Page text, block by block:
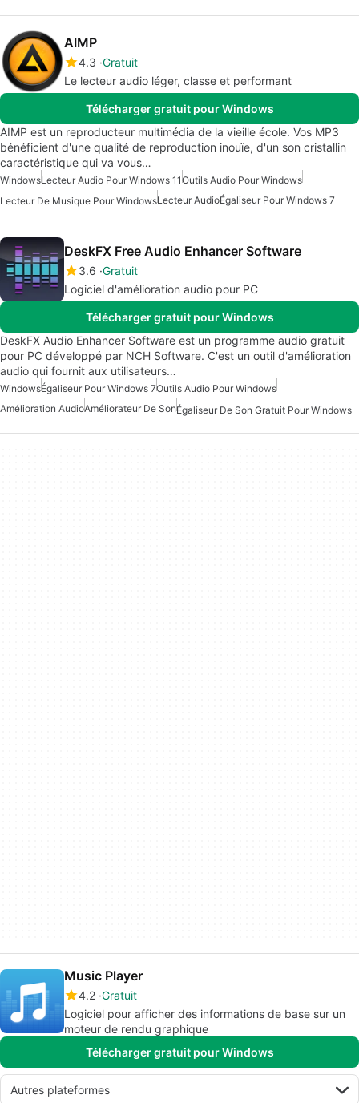
AIMP
4.3 Gratuit
Le lecteur audio léger, classe et performant
Télécharger gratuit pour Windows
AIMP est un reproducteur multimédia de la vieille école. Vos MP3
bénéficient d'une qualité de reproduction inouïe, d'un son cristallin
caractéristique qui va vous…
WindowsLecteur Audio Pour Windows 11Outils Audio Pour Windows
Lecteur De Musique Pour WindowsLecteur AudioÉgaliseur Pour Windows 7
DeskFX Free Audio Enhancer Software
3.6 Gratuit
Logiciel d'amélioration audio pour PC
Télécharger gratuit pour Windows
DeskFX Audio Enhancer Software est un programme audio gratuit
pour PC développé par NCH Software. C'est un outil d'amélioration
audio qui fournit aux utilisateurs…
WindowsÉgaliseur Pour Windows 7Outils Audio Pour Windows
Amélioration AudioAméliorateur De SonÉgaliseur De Son Gratuit Pour Windows
Music Player
4.2 Gratuit
Logiciel pour afficher des informations de base sur un
moteur de rendu graphique
Télécharger gratuit pour Windows
Autres plateformes